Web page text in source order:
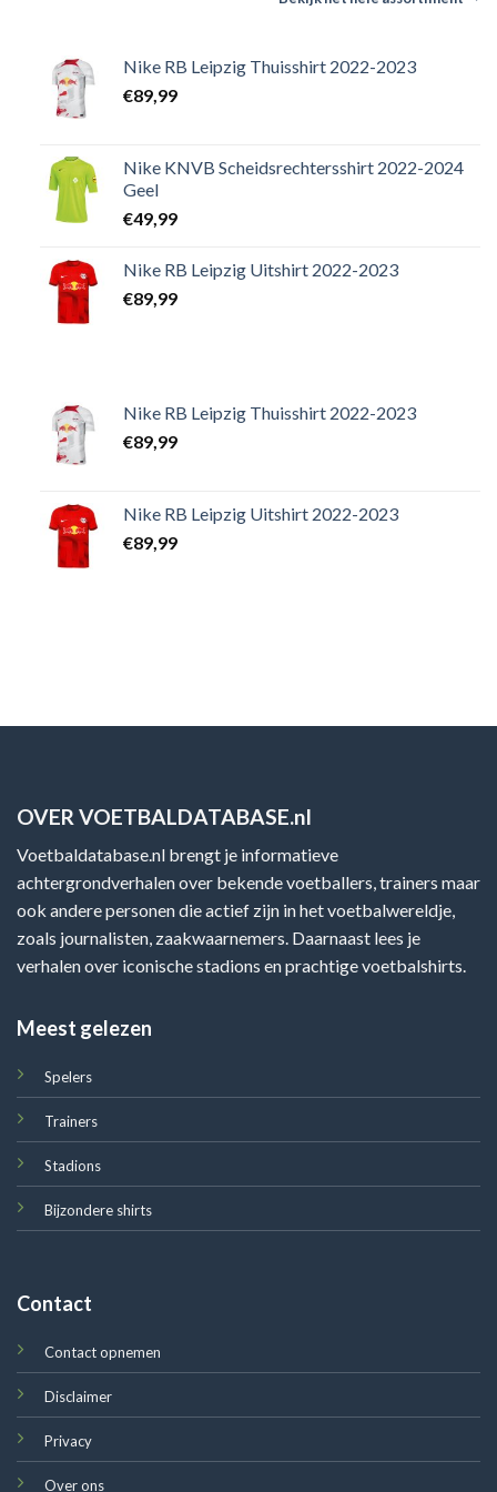
Nike RB Leipzig Thuisshirt 2022-2023
€89,99
Nike KNVB Scheidsrechtersshirt 2022-2024
Geel
€49,99
Nike RB Leipzig Uitshirt 2022-2023
€89,99
Nike RB Leipzig Thuisshirt 2022-2023
€89,99
Nike RB Leipzig Uitshirt 2022-2023
€89,99
OVER VOETBALDATABASE.nl
Voetbaldatabase.nl brengt je informatieve
achtergrondverhalen over bekende voetballers, trainers maar
ook andere personen die actief zijn in het voetbalwereldje,
zoals journalisten, zaakwaarnemers. Daarnaast lees je
verhalen over iconische stadions en prachtige voetbalshirts.
Meest gelezen
Spelers
Trainers
Stadions
Bijzondere shirts
Contact
Contact opnemen
Disclaimer
Privacy
Over ons